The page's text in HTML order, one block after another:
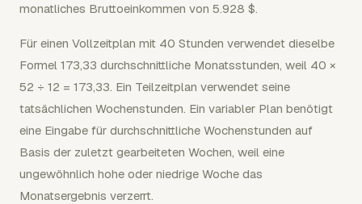
monatliches Bruttoeinkommen von 5.928 $.
Für einen Vollzeitplan mit 40 Stunden verwendet dieselbe
Formel 173,33 durchschnittliche Monatsstunden, weil 40 ×
52 ÷ 12 = 173,33. Ein Teilzeitplan verwendet seine
tatsächlichen Wochenstunden. Ein variabler Plan benötigt
eine Eingabe für durchschnittliche Wochenstunden auf
Basis der zuletzt gearbeiteten Wochen, weil eine
ungewöhnlich hohe oder niedrige Woche das
Monatsergebnis verzerrt.